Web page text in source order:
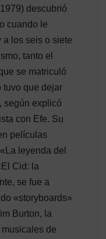
descubrió
cuando le
a los seis o siete
tanto el
se matriculó
tuvo que dejar
según explicó
con Efe. Su
películas
leyenda del
Cid: la
se fue a
«storyboards»
Burton, la
de